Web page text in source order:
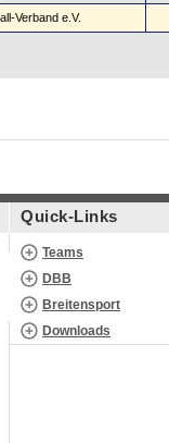
Verband e.V.
Quick-Links
Teams
DBB
Breitensport
Downloads